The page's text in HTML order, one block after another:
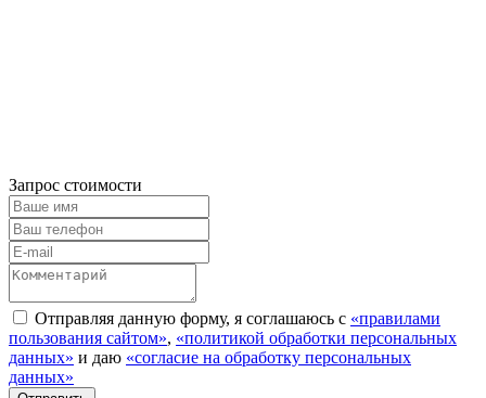
Запрос стоимости
Отправляя данную форму, я соглашаюсь с «правилами
пользования сайтом», «политикой обработки персональных
данных» и даю «согласие на обработку персональных
данных»